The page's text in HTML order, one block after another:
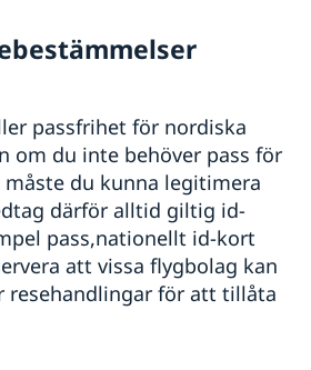
passfrihet för nordiska
om du inte behöver pass för
du kunna legitimera
därför alltid giltig id-
pass,nationellt id-kort
att vissa flygbolag kan
resehandlingar för att tillåta